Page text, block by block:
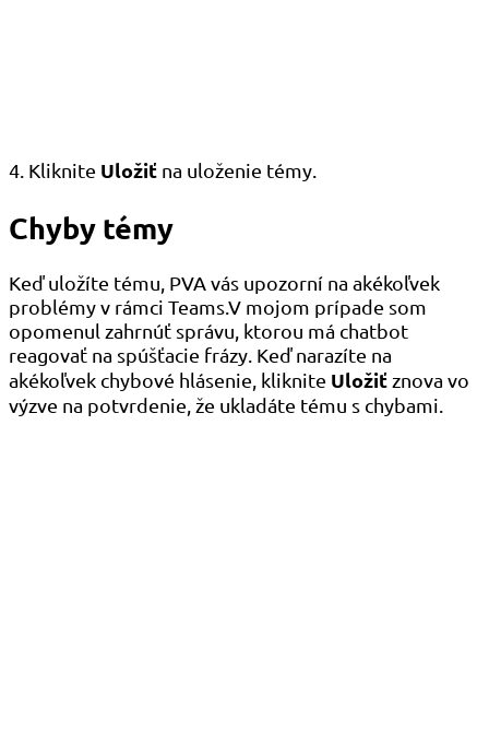
4. Kliknite Uložiť na uloženie témy.
Chyby témy
Keď uložíte tému, PVA vás upozorní na akékoľvek
problémy v rámci Teams.V mojom prípade som
opomenul zahrnúť správu, ktorou má chatbot
reagovať na spúšťacie frázy. Keď narazíte na
akékoľvek chybové hlásenie, kliknite Uložiťznova vo
výzve na potvrdenie, že ukladáte tému s chybami.